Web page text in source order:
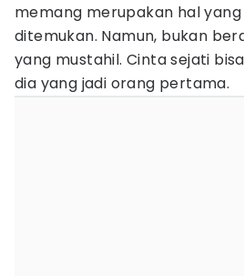
memang merupakan hal
ditemukan. Namun, bukan
yang mustahil. Cinta sejati
dia yang jadi orang pertama.